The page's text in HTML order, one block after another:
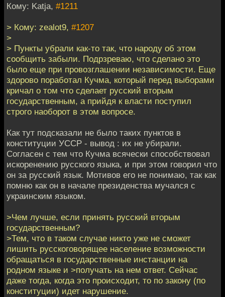
Кому: Katja, #1211
> Кому: zealot9, #1207
>
> Пункты убрали как-то так, что народу об этом
сообщить забыли. Подрзреваю, что сделано это
было еще при провозглашении независимости. Еще
здорово поработал Кучма, который перед выборами
кричал о том что сделает русский вторым
государственным, а прийдя к власти поступил
строго наоборот в этом вопросе.
Как тут подсказали не было таких пунктов в
конституции УССР - вывод : их не убирали.
Согласен с тем что Кучма всячески способствовал
искоренению русского языка, и при этом говорил что
он за русский язык. Мотивов его не понимаю, так как
помню как он в начале президенства мучался с
украинским языком.
>Чем лучше, если принять русский вторым
государственным?
>Тем, что в таком случае никто уже не сможет
лишить русскоговорящее население возможности
обращаться в государственные инстанции на
родном языке и >получать на нем ответ. Сейчас
даже тогда, когда это происходит, то по закону (по
конституции) идет нарушение.